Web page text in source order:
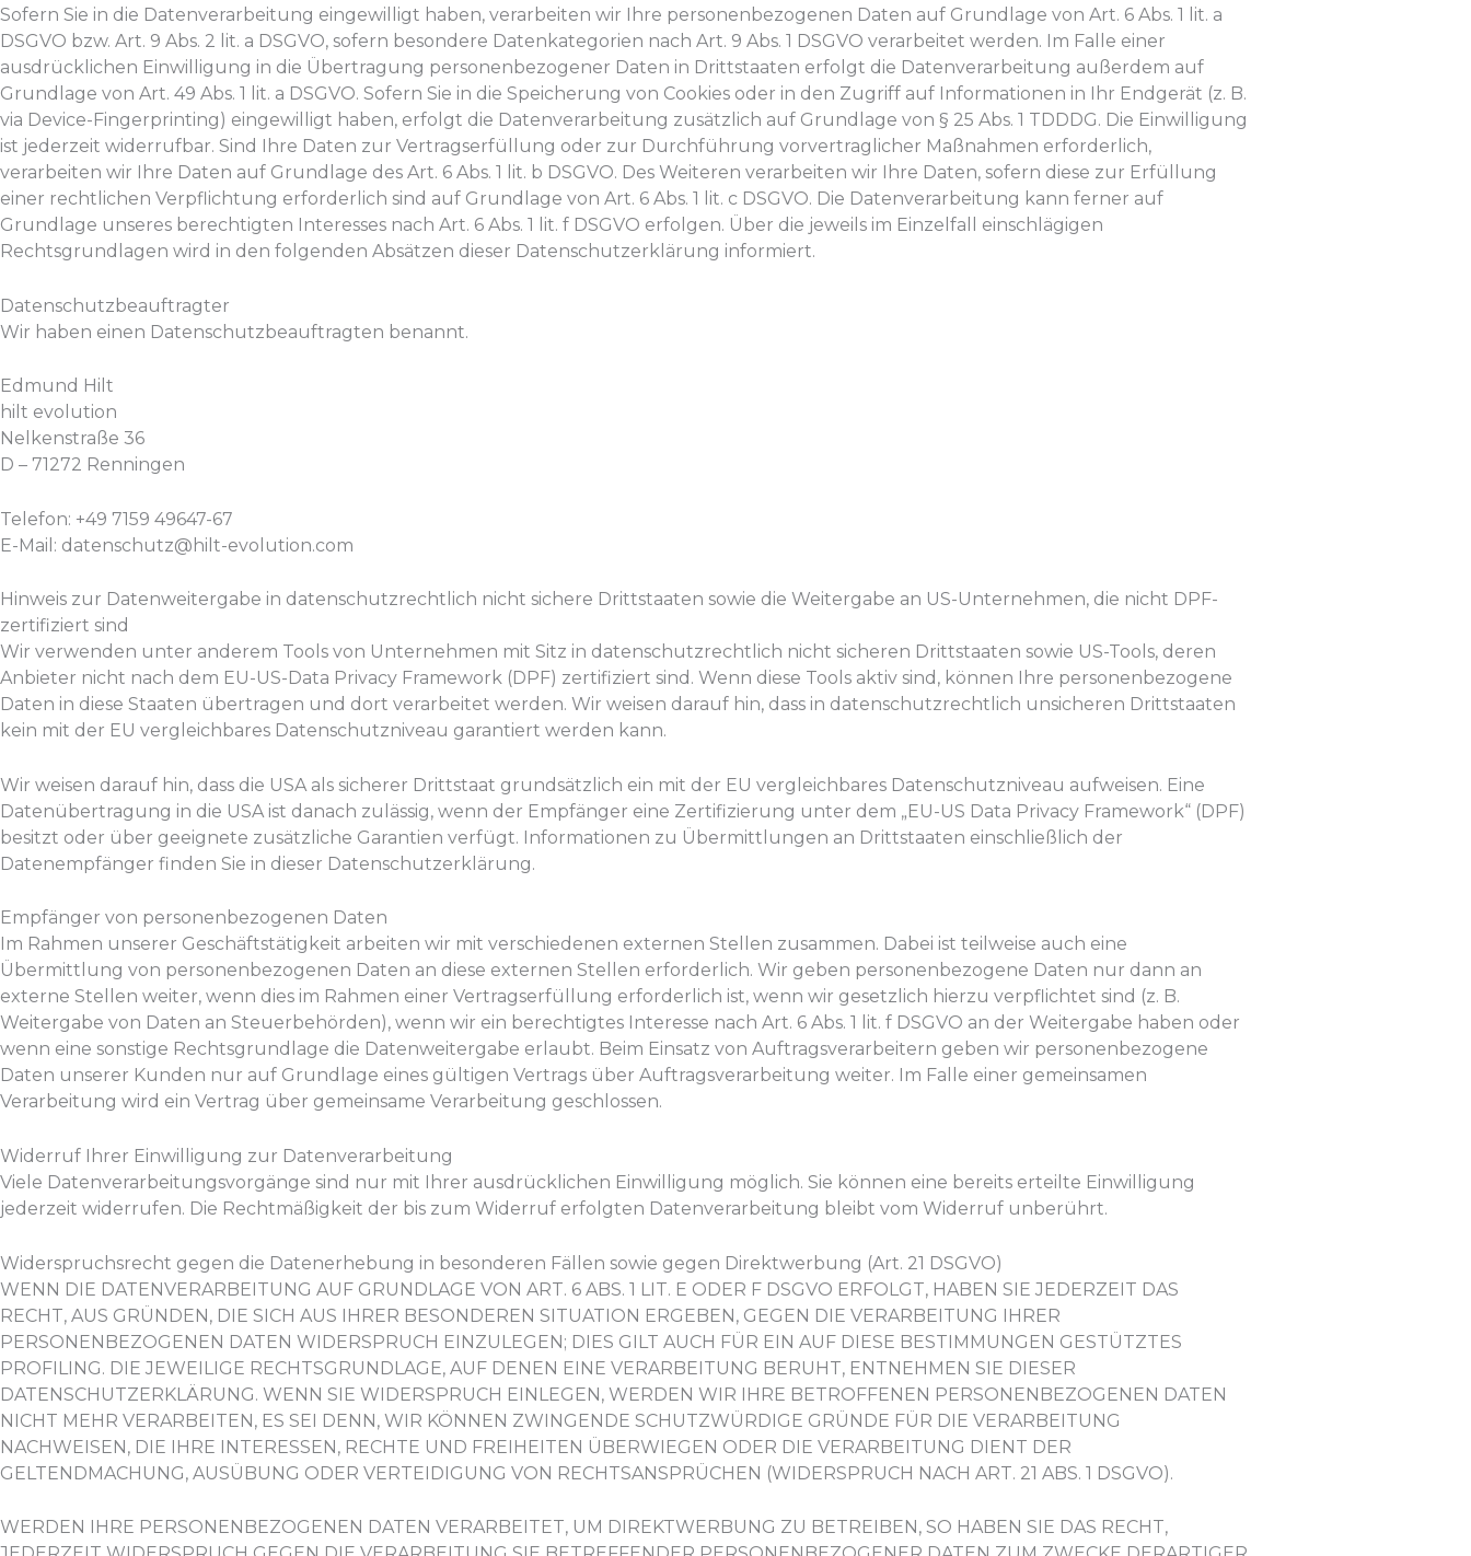
Sofern Sie in die Datenverarbeitung eingewilligt haben, verarbeiten wir Ihre personenbezogenen Daten auf Grundlage von Art. 6 Abs. 1 lit. a
DSGVO bzw. Art. 9 Abs. 2 lit. a DSGVO, sofern besondere Datenkategorien nach Art. 9 Abs. 1 DSGVO verarbeitet werden. Im Falle einer
ausdrücklichen Einwilligung in die Übertragung personenbezogener Daten in Drittstaaten erfolgt die Datenverarbeitung außerdem auf
Grundlage von Art. 49 Abs. 1 lit. a DSGVO. Sofern Sie in die Speicherung von Cookies oder in den Zugriff auf Informationen in Ihr Endgerät (z. B.
via Device-Fingerprinting) eingewilligt haben, erfolgt die Datenverarbeitung zusätzlich auf Grundlage von § 25 Abs. 1 TDDDG. Die Einwilligung
ist jederzeit widerrufbar. Sind Ihre Daten zur Vertragserfüllung oder zur Durchführung vorvertraglicher Maßnahmen erforderlich,
verarbeiten wir Ihre Daten auf Grundlage des Art. 6 Abs. 1 lit. b DSGVO. Des Weiteren verarbeiten wir Ihre Daten, sofern diese zur Erfüllung
einer rechtlichen Verpflichtung erforderlich sind auf Grundlage von Art. 6 Abs. 1 lit. c DSGVO. Die Datenverarbeitung kann ferner auf
Grundlage unseres berechtigten Interesses nach Art. 6 Abs. 1 lit. f DSGVO erfolgen. Über die jeweils im Einzelfall einschlägigen
Rechtsgrundlagen wird in den folgenden Absätzen dieser Datenschutzerklärung informiert.
Datenschutz­beauftragter
Wir haben einen Datenschutzbeauftragten benannt.
Edmund Hilt
hilt evolution
Nelkenstraße 36
D – 71272 Renningen
Telefon: +49 7159 49647-67
E-Mail: datenschutz@hilt-evolution.com
Hinweis zur Datenweitergabe in datenschutzrechtlich nicht sichere Drittstaaten sowie die Weitergabe an US-Unternehmen, die nicht DPF-
zertifiziert sind
Wir verwenden unter anderem Tools von Unternehmen mit Sitz in datenschutzrechtlich nicht sicheren Drittstaaten sowie US-Tools, deren
Anbieter nicht nach dem EU-US-Data Privacy Framework (DPF) zertifiziert sind. Wenn diese Tools aktiv sind, können Ihre personenbezogene
Daten in diese Staaten übertragen und dort verarbeitet werden. Wir weisen darauf hin, dass in datenschutzrechtlich unsicheren Drittstaaten
kein mit der EU vergleichbares Datenschutzniveau garantiert werden kann.
Wir weisen darauf hin, dass die USA als sicherer Drittstaat grundsätzlich ein mit der EU vergleichbares Datenschutzniveau aufweisen. Eine
Datenübertragung in die USA ist danach zulässig, wenn der Empfänger eine Zertifizierung unter dem „EU-US Data Privacy Framework“ (DPF)
besitzt oder über geeignete zusätzliche Garantien verfügt. Informationen zu Übermittlungen an Drittstaaten einschließlich der
Datenempfänger finden Sie in dieser Datenschutzerklärung.
Empfänger von personenbezogenen Daten
Im Rahmen unserer Geschäftstätigkeit arbeiten wir mit verschiedenen externen Stellen zusammen. Dabei ist teilweise auch eine
Übermittlung von personenbezogenen Daten an diese externen Stellen erforderlich. Wir geben personenbezogene Daten nur dann an
externe Stellen weiter, wenn dies im Rahmen einer Vertragserfüllung erforderlich ist, wenn wir gesetzlich hierzu verpflichtet sind (z. B.
Weitergabe von Daten an Steuerbehörden), wenn wir ein berechtigtes Interesse nach Art. 6 Abs. 1 lit. f DSGVO an der Weitergabe haben oder
wenn eine sonstige Rechtsgrundlage die Datenweitergabe erlaubt. Beim Einsatz von Auftragsverarbeitern geben wir personenbezogene
Daten unserer Kunden nur auf Grundlage eines gültigen Vertrags über Auftragsverarbeitung weiter. Im Falle einer gemeinsamen
Verarbeitung wird ein Vertrag über gemeinsame Verarbeitung geschlossen.
Widerruf Ihrer Einwilligung zur Datenverarbeitung
Viele Datenverarbeitungsvorgänge sind nur mit Ihrer ausdrücklichen Einwilligung möglich. Sie können eine bereits erteilte Einwilligung
jederzeit widerrufen. Die Rechtmäßigkeit der bis zum Widerruf erfolgten Datenverarbeitung bleibt vom Widerruf unberührt.
Widerspruchsrecht gegen die Datenerhebung in besonderen Fällen sowie gegen Direktwerbung (Art. 21 DSGVO)
WENN DIE DATENVERARBEITUNG AUF GRUNDLAGE VON ART. 6 ABS. 1 LIT. E ODER F DSGVO ERFOLGT, HABEN SIE JEDERZEIT DAS
RECHT, AUS GRÜNDEN, DIE SICH AUS IHRER BESONDEREN SITUATION ERGEBEN, GEGEN DIE VERARBEITUNG IHRER
PERSONENBEZOGENEN DATEN WIDERSPRUCH EINZULEGEN; DIES GILT AUCH FÜR EIN AUF DIESE BESTIMMUNGEN GESTÜTZTES
PROFILING. DIE JEWEILIGE RECHTSGRUNDLAGE, AUF DENEN EINE VERARBEITUNG BERUHT, ENTNEHMEN SIE DIESER
DATENSCHUTZERKLÄRUNG. WENN SIE WIDERSPRUCH EINLEGEN, WERDEN WIR IHRE BETROFFENEN PERSONENBEZOGENEN DATEN
NICHT MEHR VERARBEITEN, ES SEI DENN, WIR KÖNNEN ZWINGENDE SCHUTZWÜRDIGE GRÜNDE FÜR DIE VERARBEITUNG
NACHWEISEN, DIE IHRE INTERESSEN, RECHTE UND FREIHEITEN ÜBERWIEGEN ODER DIE VERARBEITUNG DIENT DER
GELTENDMACHUNG, AUSÜBUNG ODER VERTEIDIGUNG VON RECHTSANSPRÜCHEN (WIDERSPRUCH NACH ART. 21 ABS. 1 DSGVO).
WERDEN IHRE PERSONENBEZOGENEN DATEN VERARBEITET, UM DIREKTWERBUNG ZU BETREIBEN, SO HABEN SIE DAS RECHT,